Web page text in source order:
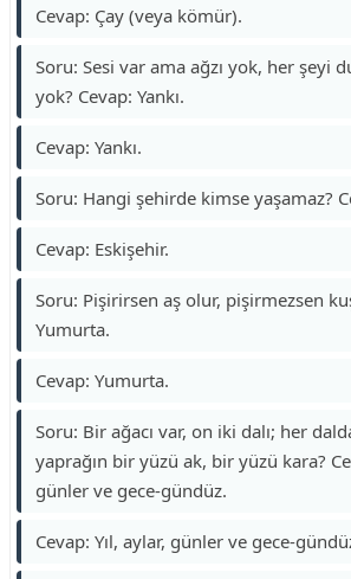
Cevap: Çay (veya kömür).
Soru: Sesi var ama ağzı yok, her şeyi
yok? Cevap: Yankı.
Cevap: Yankı.
Soru: Hangi şehirde kimse yaşamaz?
Cevap: Eskişehir.
Soru: Pişirirsen aş olur, pişirmezsen
Yumurta.
Cevap: Yumurta.
Soru: Bir ağacı var, on iki dalı; her
yaprağın bir yüzü ak, bir yüzü kara?
günler ve gece-gündüz.
Cevap: Yıl, aylar, günler ve gece-